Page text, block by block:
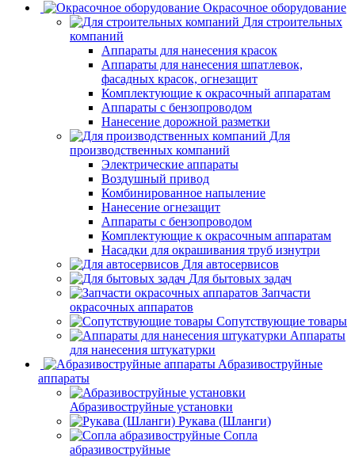
Окрасочное оборудование
Для строительных
компаний
Аппараты для нанесения красок
Аппараты для нанесения шпатлевок,
фасадных красок, огнезащит
Комплектующие к окрасочный аппаратам
Аппараты с бензопроводом
Нанесение дорожной разметки
Для
производственных компаний
Электрические аппараты
Воздушный привод
Комбинированное напыление
Нанесение огнезащит
Аппараты с бензопроводом
Комплектующие к окрасочным аппаратам
Насадки для окрашивания труб изнутри
Для автосервисов
Для бытовых задач
Запчасти
окрасочных аппаратов
Сопутствующие товары
Аппараты
для нанесения штукатурки
Aбразивоструйные
аппараты
Абразивоструйные установки
Рукава (Шланги)
Сопла
абразивоструйные